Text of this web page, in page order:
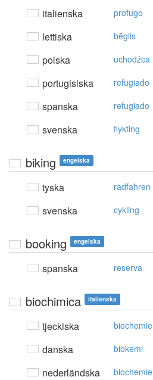
italienska profugo
lettiska bēglis
polska uchodźca
portugisiska refugiado
spanska refugiado
svenska flykting
biking engelska
tyska radfahren
svenska cykling
booking engelska
spanska reserva
biochimica italienska
tjeckiska biochemie
danska biokemi
nederländska biochemie